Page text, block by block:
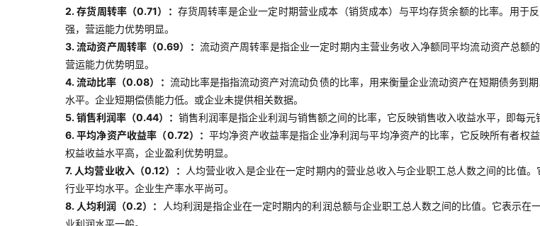
2. 存货周转率（0.71）： 存货周转率是企业一定时期营业成本（销货成本）与平均存货余额的比率。用于
强，营运能力优势明显。
3. 流动资产周转率（0.69）： 流动资产周转率是指企业一定时期内主营业务收入净额同平均流动资产总额
营运能力优势明显。
4. 流动比率（0.08）： 流动比率是指指流动资产对流动负债的比率，用来衡量企业流动资产在短期债务到
水平。企业短期偿债能力低。或企业未提供相关数据。
5. 销售利润率（0.44）： 销售利润率是指企业利润与销售额之间的比率，它反映销售收入收益水平，即每
6. 平均净资产收益率（0.72）： 平均净资产收益率是指企业净利润与平均净资产的比率，它反映所有者权
权益收益水平高，企业盈利优势明显。
7. 人均营业收入（0.12）：
人均营业收入是企业在一定时期内的营业总收入与企业职工总人数之间的比值
行业平均水平。企业生产率水平尚可。
8. 人均利润（0.2）：
人均利润是指企业在一定时期内的利润总额与企业职工总人数之间的比值。它表示
业利润水平一般。